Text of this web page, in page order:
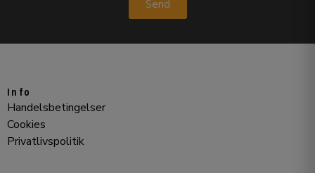
Send
Info
Handelsbetingelser
Cookies
Privatlivspolitik